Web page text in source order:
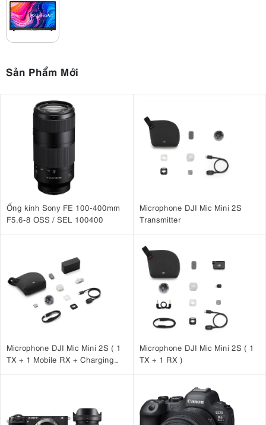
Sản Phẩm Mới
Ống kính Sony FE 100-400mm
F5.6-8 OSS / SEL 100400
Microphone DJI Mic Mini 2S
Transmitter
Microphone DJI Mic Mini 2S ( 1
TX + 1 Mobile RX + Charging
Microphone DJI Mic Mini 2S ( 1
TX + 1 RX )